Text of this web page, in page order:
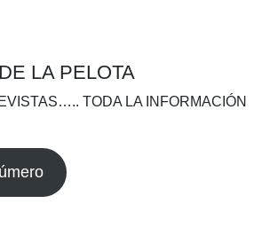
LA PELOTA
TODA LA INFORMACIÓN